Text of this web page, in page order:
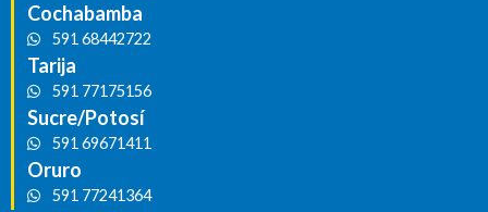
Cochabamba
591 68442722
Tarija
591 77175156
Sucre/Potosí
591 69671411
Oruro
591 77241364